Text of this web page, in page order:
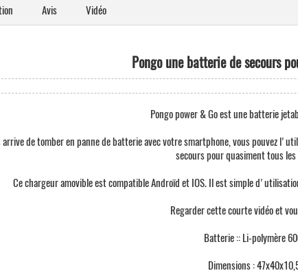
Avis Vidéo
Pongo une batterie de secours
Pongo power & Go est une batterie
arrive de tomber en panne de batterie avec votre smartphone, vous pouvez
secours pour quasiment tous
Ce chargeur amovible est compatible Androïd et IOS. Il est simple
Regarder cette courte vidéo et
Batterie :: Li-polymère
Dimensions :